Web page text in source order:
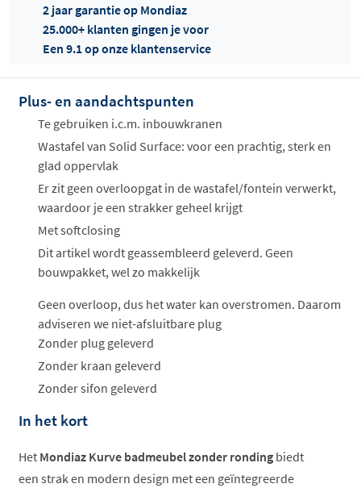
Offertes
2 jaar garantie op Mondiaz
25.000+ klanten gingen je voor
Een 9.1 op onze klantenservice
Plus- en aandachtspunten
Te gebruiken i.c.m. inbouwkranen
Wastafel van Solid Surface: voor een prachtig, sterk en
glad oppervlak
Er zit geen overloopgat in de wastafel/fontein verwerkt,
waardoor je een strakker geheel krijgt
Met softclosing
Dit artikel wordt geassembleerd geleverd. Geen
bouwpakket, wel zo makkelijk
Geen overloop, dus het water kan overstromen. Daarom
adviseren we niet-afsluitbare plug
Zonder plug geleverd
Zonder kraan geleverd
Zonder sifon geleverd
In het kort
Het Mondiaz Kurve badmeubel zonder ronding biedt
een strak en modern design met een geïntegreerde